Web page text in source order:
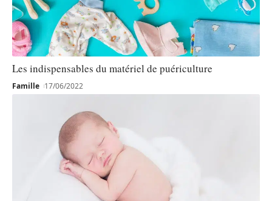
Les indispensables du matériel de puériculture
Famille 17/06/2022